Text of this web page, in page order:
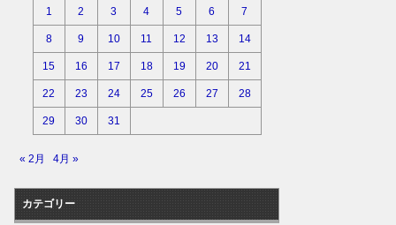
1 2 3 4 5 6 7
8 9 10 11 12 13 14
15 16 17 18 19 20 21
22 23 24 25 26 27 28
29 30 31
« 2月 4月 »
カテゴリー